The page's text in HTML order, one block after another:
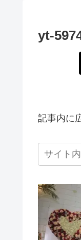
yt-
記事内に